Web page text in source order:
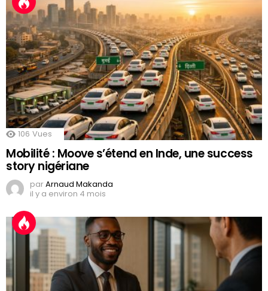
106 Vues
Mobilité : Moove s’étend en Inde, une success
story nigériane
parArnaud Makanda
il y a environ 4 mois